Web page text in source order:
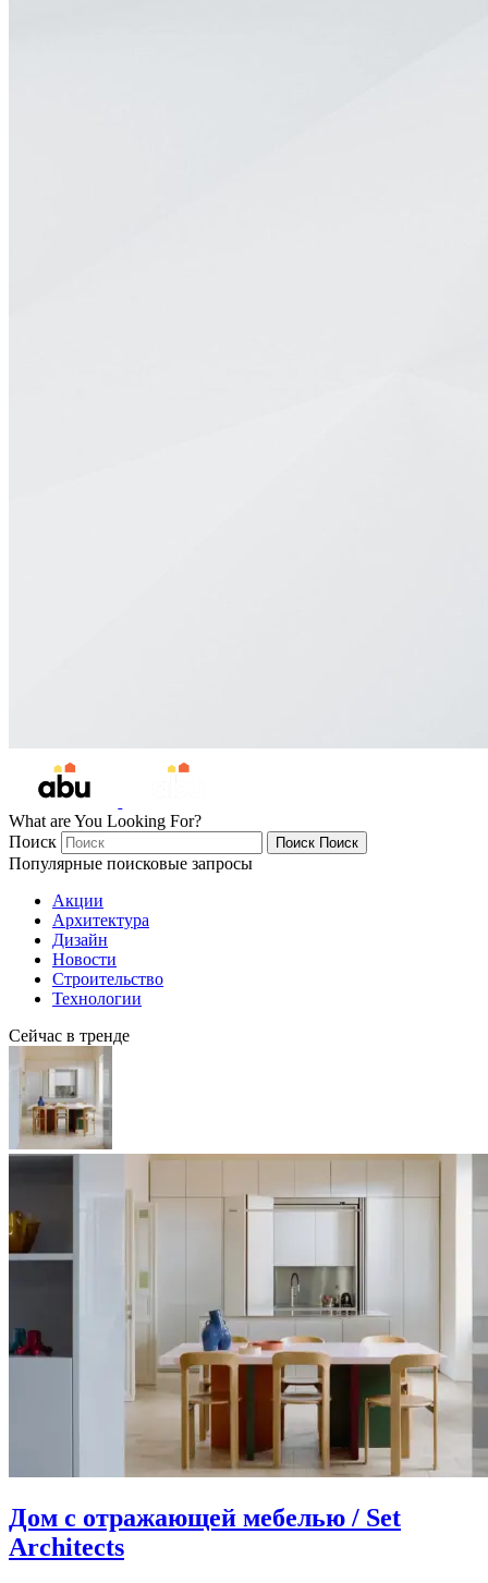
What are You Looking For?
Поиск
Поиск Поиск
Популярные поисковые запросы
Акции
Архитектура
Дизайн
Новости
Строительство
Технологии
Сейчас в тренде
Дом с отражающей мебелью / Set
Architects